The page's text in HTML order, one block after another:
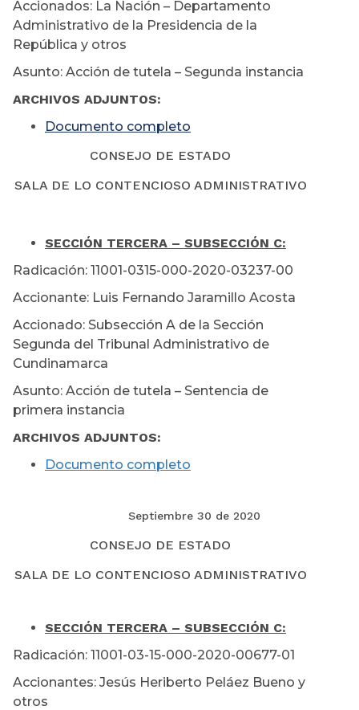
Accionados: La Nación – Departamento
Administrativo de la Presidencia de la
República y otros
Asunto: Acción de tutela – Segunda instancia
ARCHIVOS ADJUNTOS:
Documento completo
CONSEJO DE ESTADO
SALA DE LO CONTENCIOSO ADMINISTRATIVO
SECCIÓN TERCERA – SUBSECCIÓN C:
Radicación: 11001-0315-000-2020-03237-00
Accionante: Luis Fernando Jaramillo Acosta
Accionado: Subsección A de la Sección
Segunda del Tribunal Administrativo de
Cundinamarca
Asunto: Acción de tutela – Sentencia de
primera instancia
ARCHIVOS ADJUNTOS:
Documento completo
Septiembre 30 de 2020
CONSEJO DE ESTADO
SALA DE LO CONTENCIOSO ADMINISTRATIVO
SECCIÓN TERCERA – SUBSECCIÓN C:
Radicación: 11001-03-15-000-2020-00677-01
Accionantes: Jesús Heriberto Peláez Bueno y
otros